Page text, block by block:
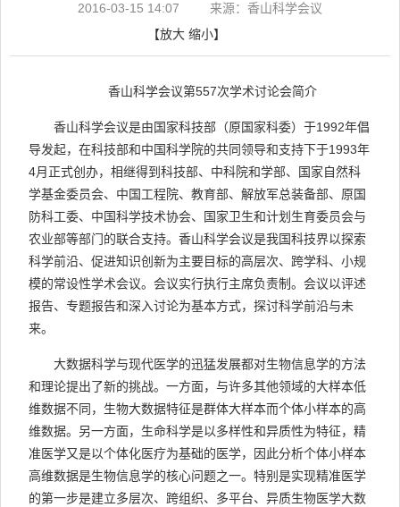
2016-03-15 14:07
来源：香山科学会议
【放大 缩小】
香山科学会议第557次学术讨论会简介
香山科学会议是由国家科技部（原国家科委）于1992年倡
导发起，在科技部和中国科学院的共同领导和支持下于1993年
4月正式创办，相继得到科技部、中科院和学部、国家自然科
学基金委员会、中国工程院、教育部、解放军总装备部、原国
防科工委、中国科学技术协会、国家卫生和计划生育委员会与
农业部等部门的联合支持。香山科学会议是我国科技界以探索
科学前沿、促进知识创新为主要目标的高层次、跨学科、小规
模的常设性学术会议。会议实行执行主席负责制。会议以评述
报告、专题报告和深入讨论为基本方式，探讨科学前沿与未
来。
大数据科学与现代医学的迅猛发展都对生物信息学的方法
和理论提出了新的挑战。一方面，与许多其他领域的大样本低
维数据不同，生物大数据特征是群体大样本而个体小样本的高
维数据。另一方面，生命科学是以多样性和异质性为特征，精
准医学又是以个体化医疗为基础的医学，因此分析个体小样本
高维数据是生物信息学的核心问题之一。特别是实现精准医学
的第一步是建立多层次、跨组织、多平台、异质生物医学大数